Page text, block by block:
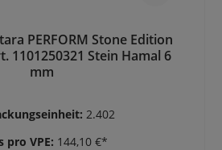
PERFORM Stone Edition
1101250321 Stein Hamal 6
mm
2.402
pro VPE: 144,10 €*